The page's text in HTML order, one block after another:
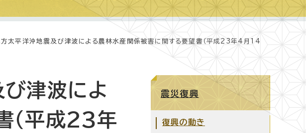
太平洋沖地震及び津波による農林水産関係被害に関する要望書（平成23年4月14
津波によ
（平成23年
震災復興
復興の動き